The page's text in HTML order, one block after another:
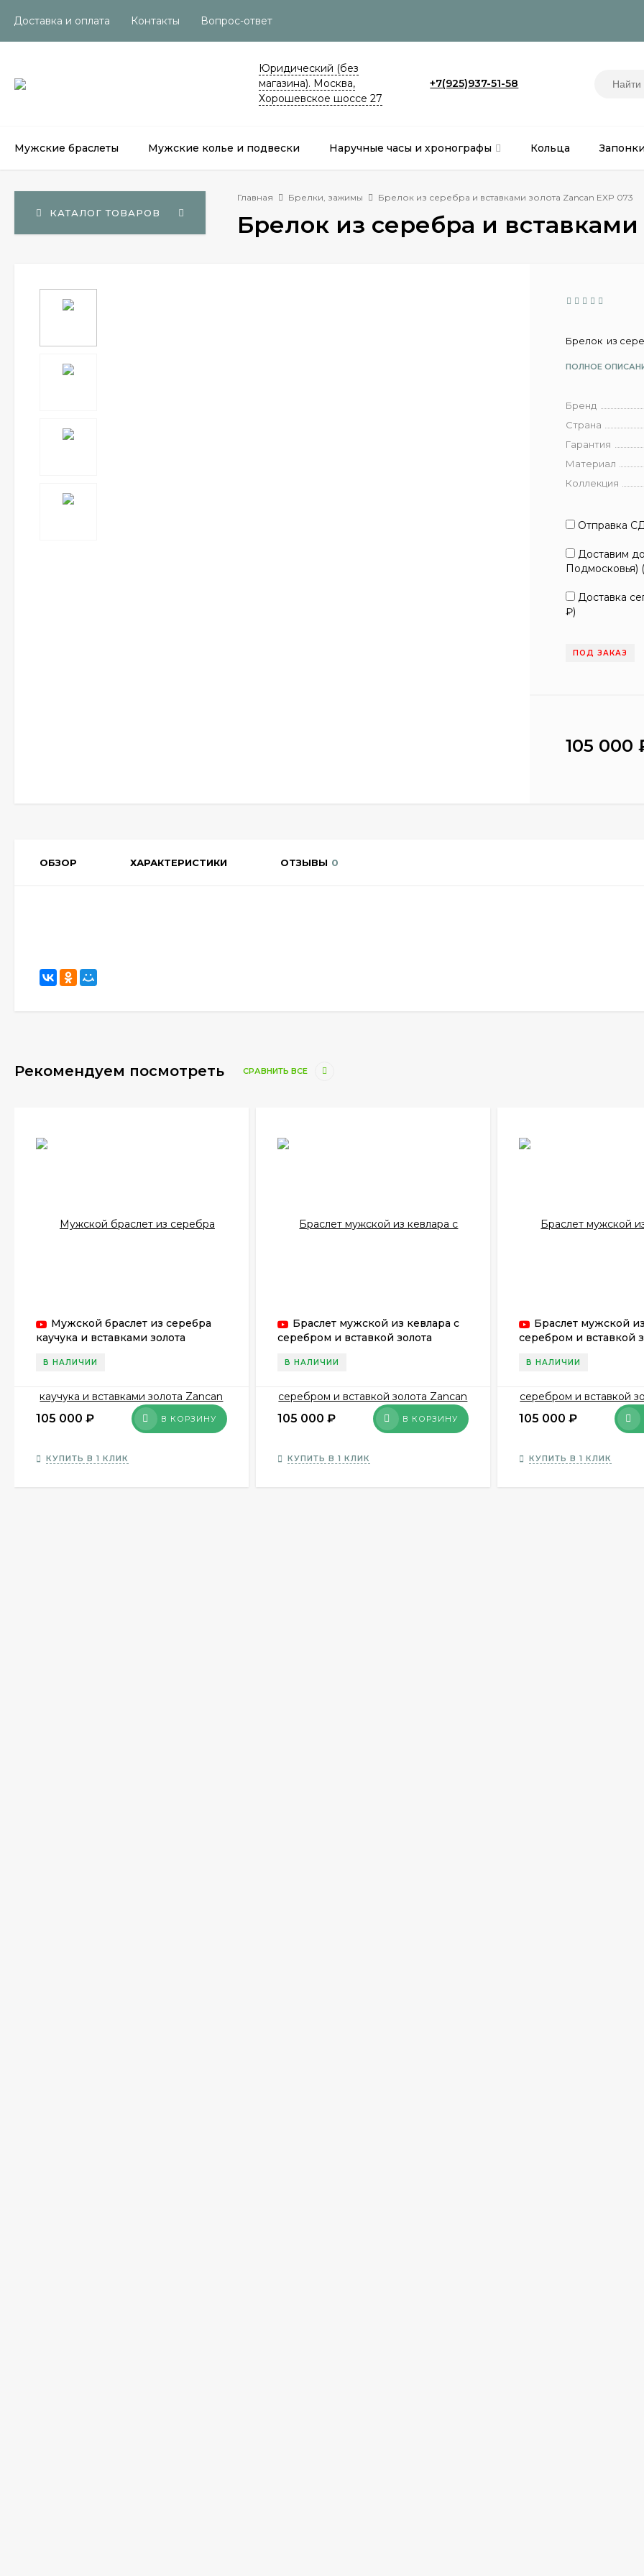
Доставка и оплата Контакты Вопрос-ответ
Юридический (без
магазина). Москва,
Хорошевское шоссе 27
+7(925)937-51-58
Мужские браслеты Мужские колье и подвески Наручные часы и хронографы Кольца Запонки
КАТАЛОГ ТОВАРОВ
Главная Брелки, зажимы Брелок из серебра и вставками золота Zancan EXP 073
Брелок из серебра и вставками
Брелок из
ПОЛНОЕ
Бренд
Страна
Гарантия
Материал
Коллекция
Отправка
Доставим
Подмосковья)
Доставка
₽)
ПОД ЗАКАЗ
105 000
ОБЗОР ХАРАКТЕРИСТИКИ ОТЗЫВЫ 0
Рекомендуем посмотреть СРАВНИТЬ ВСЕ
Мужской браслет из серебра
каучука и вставками золота
В НАЛИЧИИ
105 000 ₽ В КОРЗИНУ
КУПИТЬ В 1 КЛИК
Браслет мужской из кевлара с
серебром и вставкой золота
В НАЛИЧИИ
105 000 ₽ В КОРЗИНУ
КУПИТЬ В 1 КЛИК
Браслет мужской
серебром и вставкой
В НАЛИЧИИ
105 000 ₽
КУПИТЬ В 1 КЛИК